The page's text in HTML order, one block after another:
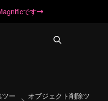
です
ー
オブジェクト削除ツ